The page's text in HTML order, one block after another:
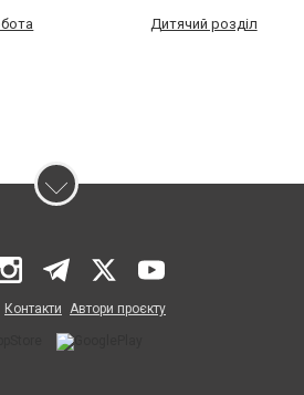
Дитячий розділ
Контакти Автори проєкту